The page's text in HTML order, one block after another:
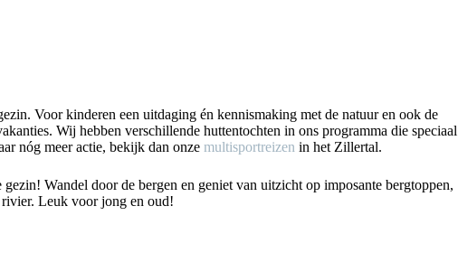
Voor kinderen een uitdaging én kennismaking met de natuur en ook de
Wij hebben verschillende huttentochten in ons programma die speciaal
nóg meer actie, bekijk dan onze multisportreizen in het Zillertal.
Wandel door de bergen en geniet van uitzicht op imposante bergtoppen,
Leuk voor jong en oud!